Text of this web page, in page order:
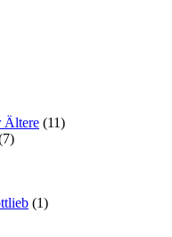
Ältere (11)
(1)